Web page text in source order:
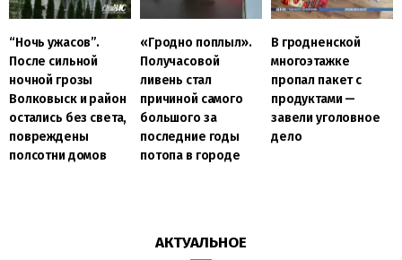
“Ночь ужасов”.
После сильной
ночной грозы
Волковыск и район
остались без света,
повреждены
полсотни домов
«Гродно поплыл».
Получасовой
ливень стал
причиной самого
большого за
последние годы
потопа в городе
В гродненской
многоэтажке
пропал пакет с
продуктами —
завели уголовное
дело
АКТУАЛЬНОЕ